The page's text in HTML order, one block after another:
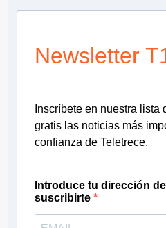
Newsletter
Inscríbete en nuestra lista
gratis las noticias más
confianza de Teletrece.
Introduce tu dirección
suscribirte